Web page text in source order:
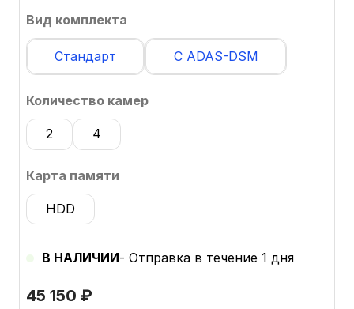
45 150 ₽
Вид комплекта
Стандарт С ADAS-DSM
Количество камер
2 4
Карта памяти
HDD
В НАЛИЧИИ- Отправка в течение 1 дня